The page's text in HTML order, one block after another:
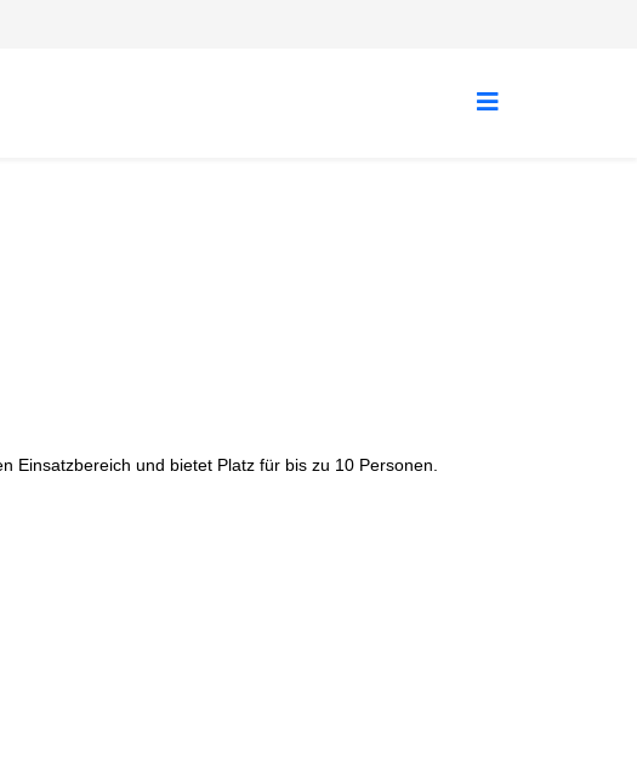
Einsatzbereich und bietet Platz für bis zu 10 Personen.